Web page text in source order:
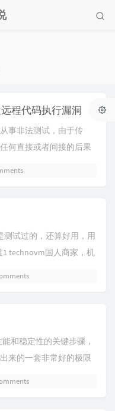
远程代码执行漏洞
事非法测试，由于传
何直接或者间接的后果
测试过的，还算好用，用
technovm国人商家，机
和稳定性的关键步骤，
来的一套非常好的极限